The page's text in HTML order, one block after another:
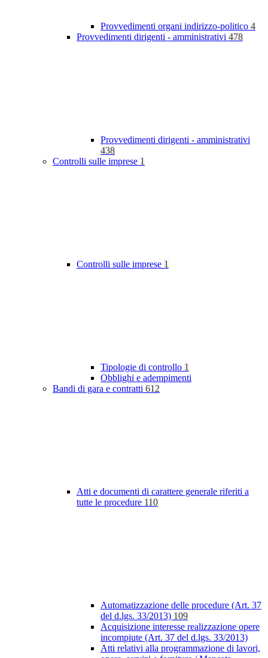
Provvedimenti organi indirizzo-politico 4
Provvedimenti dirigenti - amministrativi 478
Provvedimenti dirigenti - amministrativi
438
Controlli sulle imprese 1
Controlli sulle imprese 1
Tipologie di controllo 1
Obblighi e adempimenti
Bandi di gara e contratti 612
Atti e documenti di carattere generale riferiti a
tutte le procedure 110
Automatizzazione delle procedure (Art. 37
del d.lgs. 33/2013) 109
Acquisizione interesse realizzazione opere
incompiute (Art. 37 del d.lgs. 33/2013)
Atti relativi alla programmazione di lavori,